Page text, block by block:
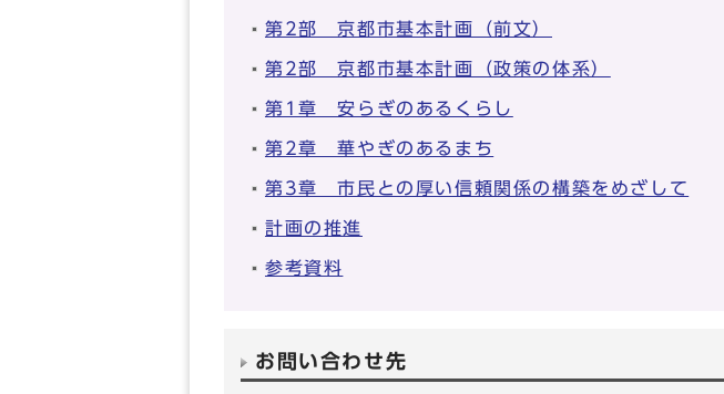
第2部 京都市基本計画（前文）
第2部 京都市基本計画（政策の体系）
第1章 安らぎのあるくらし
第2章 華やぎのあるまち
第3章 市民との厚い信頼関係の構築をめざして
計画の推進
参考資料
お問い合わせ先